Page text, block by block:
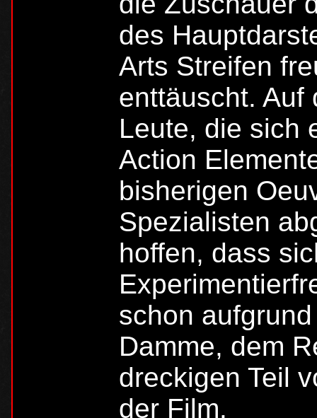
des
Arts Streifen
enttäuscht. Auf
Leute, die sich
Action
bisherigen
Spezialisten
hoffen, dass
schon
Damme, dem
dreckigen Teil
der Film.